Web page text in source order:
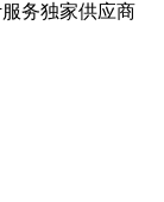
务独家供应商